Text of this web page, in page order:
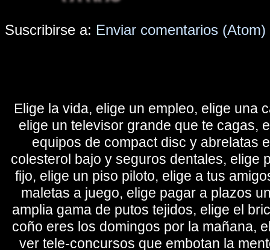
Suscribirse a: Enviar comentarios (Atom)
Elige la vida, elige un empleo, elige una
elige un televisor grande que te cagas,
equipos de compact disc y abrelatas
colesterol bajo y seguros dentales, elige
fijo, elige un piso piloto, elige a tus
maletas a juego, elige pagar a plazos
amplia gama de putos tejidos, elige el
coño eres los domingos por la mañana,
ver tele-concursos que embotan la